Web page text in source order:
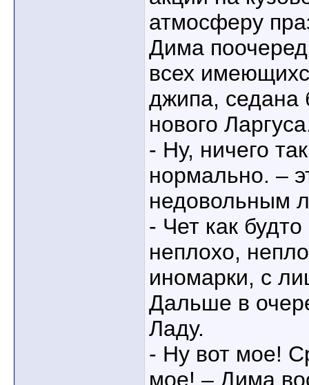
атмосферу
Дима
всех
джипа, седана
нового
- Ну, ничего
нормально. –
недовольным
- Чет как
неплохо,
иномарки, с
Дальше в
Ладу.
- Ну вот мое!
мое! – Дима